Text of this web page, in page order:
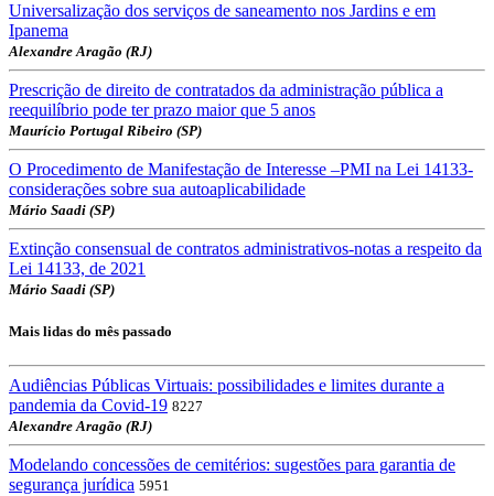
Universalização dos serviços de saneamento nos Jardins e em
Ipanema
Alexandre Aragão (RJ)
Prescrição de direito de contratados da administração pública a
reequilíbrio pode ter prazo maior que 5 anos
Maurício Portugal Ribeiro (SP)
O Procedimento de Manifestação de Interesse –PMI na Lei 14133-
considerações sobre sua autoaplicabilidade
Mário Saadi (SP)
Extinção consensual de contratos administrativos-notas a respeito da
Lei 14133, de 2021
Mário Saadi (SP)
Mais lidas do mês passado
Audiências Públicas Virtuais: possibilidades e limites durante a
pandemia da Covid-19 8227
Alexandre Aragão (RJ)
Modelando concessões de cemitérios: sugestões para garantia de
segurança jurídica 5951